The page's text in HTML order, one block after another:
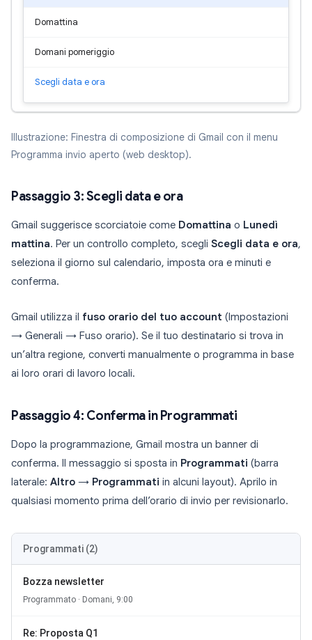
Domattina
Domani pomeriggio
Scegli data e ora
Illustrazione: Finestra di composizione di Gmail con il menu
Programma invio aperto (web desktop).
Passaggio 3: Scegli data e ora
Gmail suggerisce scorciatoie come Domattina o Lunedì
mattina. Per un controllo completo, scegli Scegli data e ora,
seleziona il giorno sul calendario, imposta ora e minuti e
conferma.
Gmail utilizza il fuso orario del tuo account (Impostazioni
→ Generali → Fuso orario). Se il tuo destinatario si trova in
un’altra regione, converti manualmente o programma in base
ai loro orari di lavoro locali.
Passaggio 4: Conferma in Programmati
Dopo la programmazione, Gmail mostra un banner di
conferma. Il messaggio si sposta in Programmati (barra
laterale: Altro → Programmati in alcuni layout). Aprilo in
qualsiasi momento prima dell’orario di invio per revisionarlo.
Programmati (2)
Bozza newsletter
Programmato · Domani, 9:00
Re: Proposta Q1